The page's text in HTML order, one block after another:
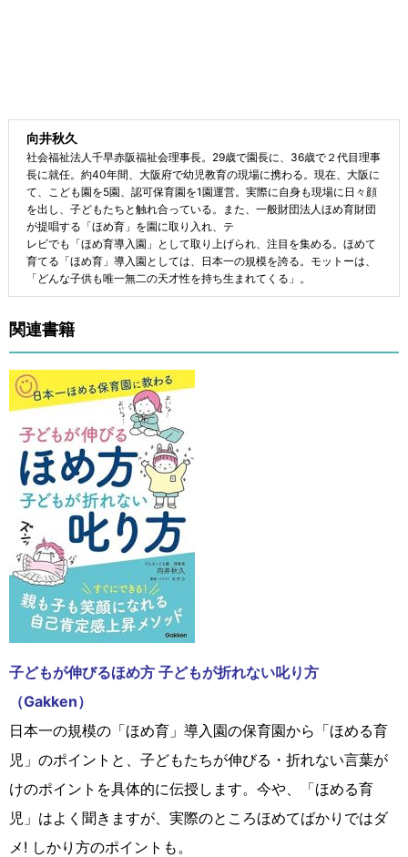
向井秋久
社会福祉法人千早赤阪福祉会理事長。29歳で園長に、36歳で２代目理事
長に就任。約40年間、大阪府で幼児教育の現場に携わる。現在、大阪に
て、こども園を5園、認可保育園を1園運営。実際に自身も現場に日々顔
を出し、子どもたちと触れ合っている。また、一般財団法人ほめ育財団
が提唱する「ほめ育」を園に取り入れ、テ
レビでも「ほめ育導入園」として取り上げられ、注目を集める。ほめて
育てる「ほめ育」導入園としては、日本一の規模を誇る。モットーは、
「どんな子供も唯一無二の天才性を持ち生まれてくる」。
関連書籍
子どもが伸びるほめ方 子どもが折れない叱り方
（Gakken）
日本一の規模の「ほめ育」導入園の保育園から「ほめる育
児」のポイントと、子どもたちが伸びる・折れない言葉が
けのポイントを具体的に伝授します。今や、「ほめる育
児」はよく聞きますが、実際のところほめてばかりではダ
メ! しかり方のポイントも。